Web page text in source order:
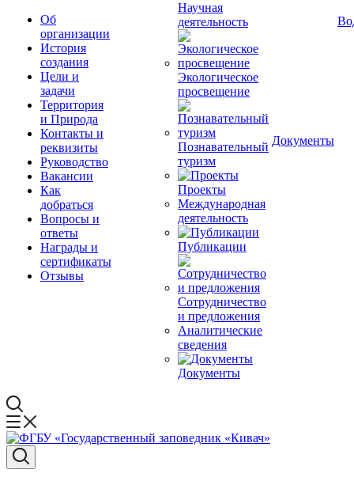
Об
организации
История
создания
Цели и
задачи
Территория
и Природа
Контакты и
реквизиты
Руководство
Вакансии
Как
добраться
Вопросы и
ответы
Награды и
сертификаты
Отзывы
Научная
деятельность
Экологическое
просвещение
Познавательный
туризм
Проекты
Международная
деятельность
Публикации
Сотрудничество
и предложения
Аналитические
сведения
Документы
Документы